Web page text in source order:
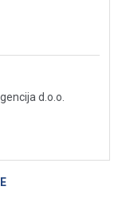
d.o.o.